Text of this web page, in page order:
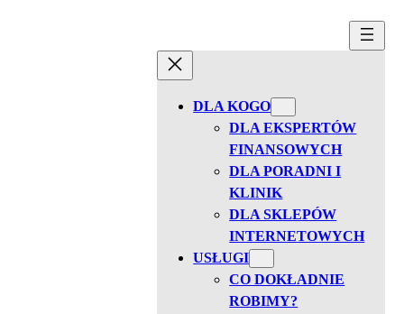
DLA KOGO
DLA EKSPERTÓW
FINANSOWYCH
DLA PORADNI I
KLINIK
DLA SKLEPÓW
INTERNETOWYCH
USŁUGI
CO DOKŁADNIE
ROBIMY?